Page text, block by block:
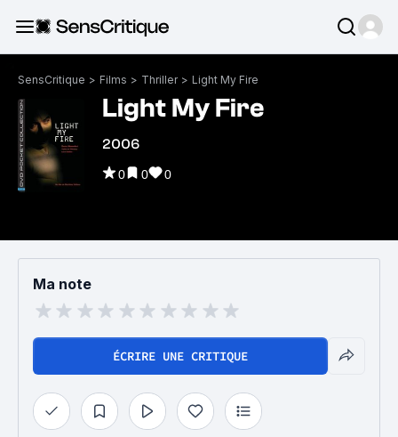
SensCritique > Films > Thriller > Light My Fire
Light My Fire
2006
0 0 0
Ma note
ÉCRIRE UNE CRITIQUE